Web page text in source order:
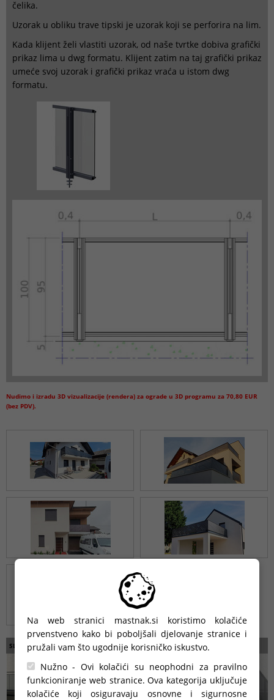
Na web stranici mastnak.si koristimo kolačiće
prvenstveno kako bi poboljšali djelovanje stranice i
pružali vam što ugodnije korisničko iskustvo.
Nužno - Ovi kolačići su neophodni za pravilno
funkcioniranje web stranice. Ova kategorija uključuje
kolačiće koji osiguravaju osnovne i sigurnosne
čelika.
Uzorak u obliku trave tipski je uzorak koji se perforira na lim.
Kada klijent želi vlastiti uzorak, od naše tvrtke dobiva grafički
prikaz lima u dwg formatu. Klijent zatim na taj grafički prikaz
umeće svoj uzorak i grafički prikaz vraća u istom dwg
formatu.
Nudimo i izradu 3D vizualizacije (rendera) za ograde u 3D programu za 70,80 EUR
(bez PDV).
SLIČNI PROIZVODI